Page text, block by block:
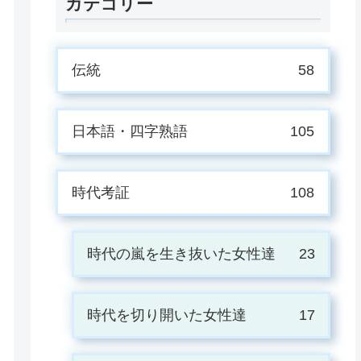
カテゴリー
伝統 58
日本語・四字熟語 105
時代考証 108
時代の嵐を生き抜いた女性達 23
時代を切り開いた女性達 17